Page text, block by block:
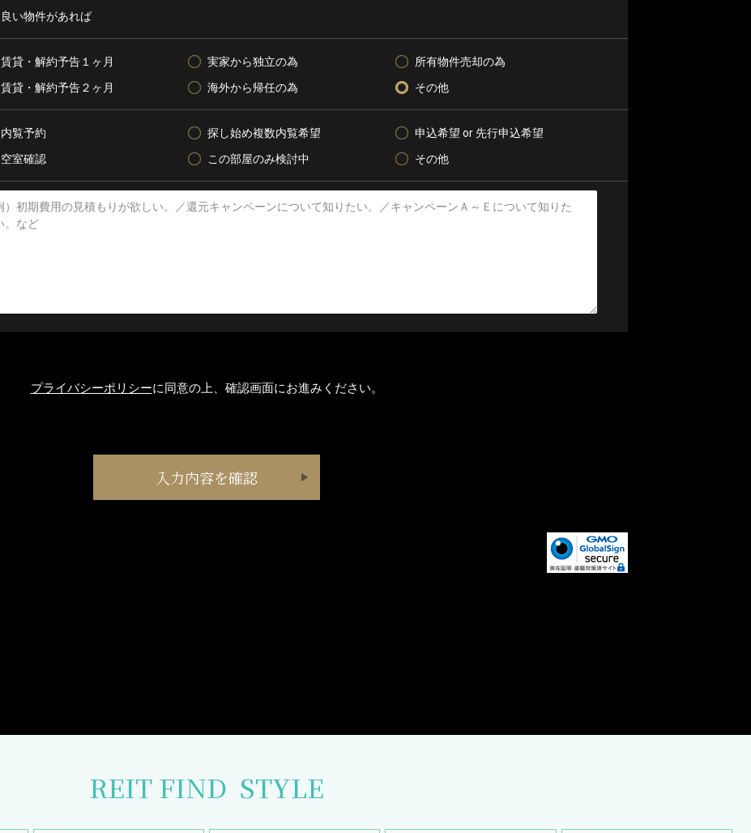
良い物件があれば
賃貸・解約予告１ヶ月 実家から独立の為
所有物件売却の為
賃貸・解約予告２ヶ月
海外から帰任の為 その他
内覧予約 探し始め複数内覧希望
申込希望 or 先行申込希望
空室確認
この部屋のみ検討中 その他
プライバシーポリシーに同意の上、確認画面にお進みください。
REIT FIND STYLE